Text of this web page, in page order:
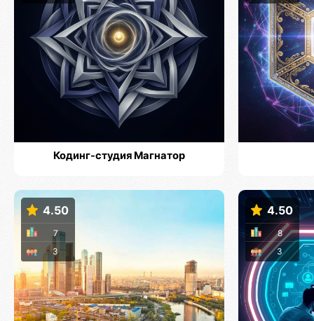
Кодинг-студия Магнатор
4.50
3
7
4.50
3
8